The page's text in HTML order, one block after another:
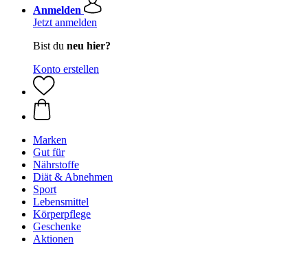
Anmelden
Jetzt anmelden
Bist du neu hier?
Konto erstellen
Marken
Gut für
Nährstoffe
Diät & Abnehmen
Sport
Lebensmittel
Körperpflege
Geschenke
Aktionen